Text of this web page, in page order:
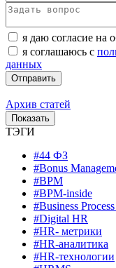
я даю согласие на
я соглашаюсь с
данных
Архив статей
ТЭГИ
#44 ФЗ
#Bonus
#BPM
#BPM-inside
#Business
#Digital HR
#HR- метрики
#HR-аналитика
#HR-технологии